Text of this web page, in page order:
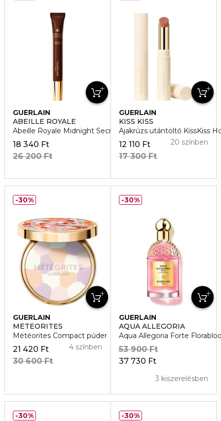
GUERLAIN
ABEILLE ROYALE
Abeille Royale Midnight Secret szérum
18 340 Ft
26 200 Ft
GUERLAIN
KISS KISS
Ajakrúzs utántöltő KissKiss
12 110 Ft
17 300 Ft
20 színben
GUERLAIN
MÉTÉORITES
Météorites Compact púder
21 420 Ft
30 600 Ft
4 színben
30%
GUERLAIN
AQUA ALLEGORIA
Aqua Allegoria Forte
37 730 Ft
53 900 Ft
3 kiszerelésben
30%
30% 30%